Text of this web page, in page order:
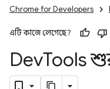
Chrome for Developers
এটি কাজে লেগেছে?
DevTools